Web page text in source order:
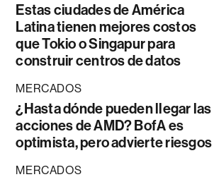
Estas ciudades de América
Latina tienen mejores costos
que Tokio o Singapur para
construir centros de datos
MERCADOS
¿Hasta dónde pueden llegar las
acciones de AMD? BofA es
optimista, pero advierte riesgos
MERCADOS